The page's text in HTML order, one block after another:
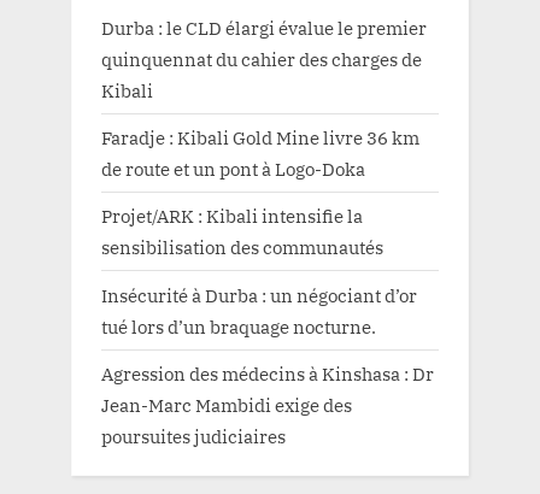
Durba : le CLD élargi évalue le premier
quinquennat du cahier des charges de
Kibali
Faradje : Kibali Gold Mine livre 36 km
de route et un pont à Logo-Doka
Projet/ARK : Kibali intensifie la
sensibilisation des communautés
Insécurité à Durba : un négociant d’or
tué lors d’un braquage nocturne.
Agression des médecins à Kinshasa : Dr
Jean-Marc Mambidi exige des
poursuites judiciaires